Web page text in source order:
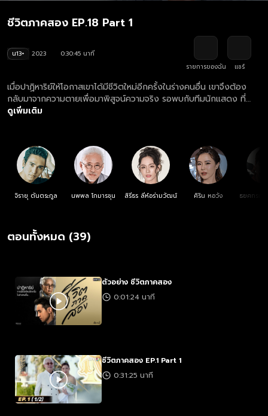
ชีวิตภาคสอง EP.18 Part 1
น13+ 2023
0:30:45 นาที
รายการของฉัน
แชร์
เมื่อปาฏิหาริย์ให้โอกาสเขาได้มีชีวิตใหม่อีกครั้งในร่างคนอื่น เขาจึงต้อง
กลับมาจากความตายเพื่อมาพิสูจน์ความจริง รอพบกับทีมนักแสดง ที่
พร้อมระเบิดบทบาทสุดเข้มข้น และเรื่องราวสุดจะคาดเดา
ดูเพิ่มเติม
จิรายุ ตันตระกูล นพพล โกมารชุน สิรีธร ลีห์อร่ามวัฒน์ ศิริน หอวัง ธยศทรณ์
ตอนทั้งหมด (39)
ตัวอย่าง ชีวิตภาคสอง
0:01:24 นาที
ชีวิตภาคสอง EP.1 Part 1
0:31:25 นาที